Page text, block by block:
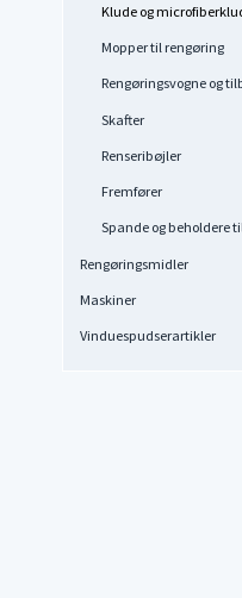
Klude og
Mopper til rengøring
Rengøringsvogne og
Skafter
Renseribøjler
Fremfører
Spande og beholdere
Rengøringsmidler
Maskiner
Vinduespudserartikler